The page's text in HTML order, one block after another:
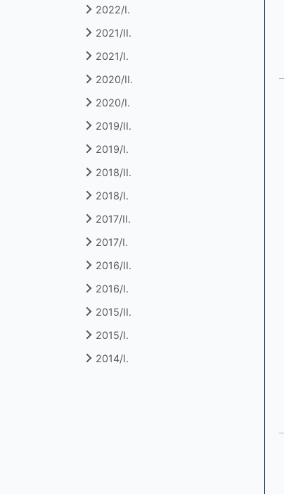
2022/I.
2021/II.
2021/I.
2020/II.
2020/I.
2019/II.
2019/I.
2018/II.
2018/I.
2017/II.
2017/I.
2016/II.
2016/I.
2015/II.
2015/I.
2014/I.